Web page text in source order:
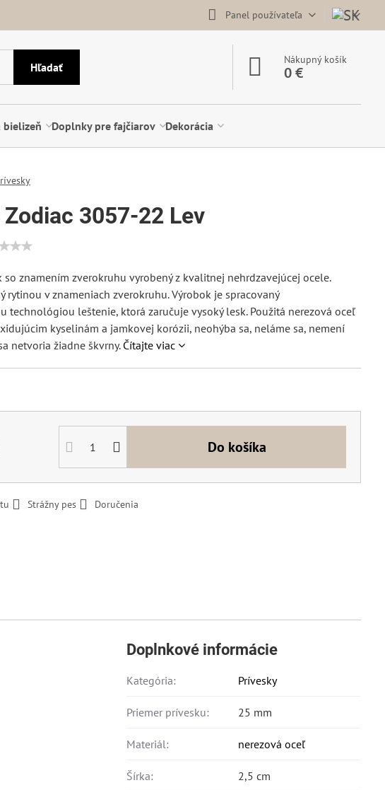
Panel používateľa
Hľadať
Nákupný košík
0 €
bielizeň Doplnky pre fajčiarov Dekorácia
3057-22 Lev
so znamením zverokruhu vyrobený z kvalitnej nehrdzavejúcej ocele.
rytinou v znameniach zverokruhu. Výrobok je spracovaný
technológiou leštenie, ktorá zaručuje vysoký lesk. Použitá nerezová oceľ
kyselinám a jamkovej korózii, neohýba sa, neláme sa, nemení
netvoria žiadne škvrny. Čítajte viac
Do košíka
Strážny pes Doručenia
Doplnkové informácie
Kategória: Prívesky
Priemer prívesku: 25 mm
Materiál: nerezová oceľ
Šírka: 2,5 cm